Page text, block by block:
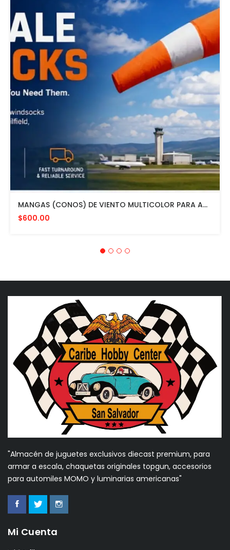
MANGAS (CONOS) DE VIENTO MULTICOLOR PARA AVIACION CON HERRAJE DE MONTAJE A POSTE FAA L807. MADE IN USA. 24" DIAMETRO
$600.00
"Almacén de juguetes exclusivos diecast premium, para
armar a escala, chaquetas originales topgun, accesorios
para automiles MOMO y luminarias americanas"
Mi Cuenta